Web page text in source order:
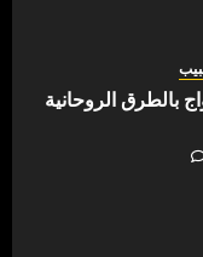
بالطرق الروحانية